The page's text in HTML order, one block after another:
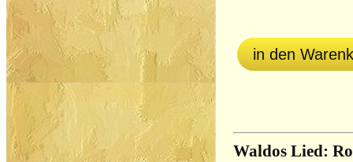
in den
Waldos Lied: